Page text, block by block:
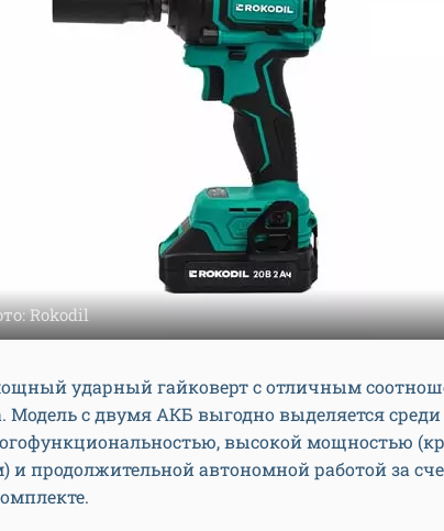
Rokodil
ударный гайковерт с отличным
Модель с двумя АКБ выгодно выделяется среди
высокой мощностью
и продолжительной автономной работой за